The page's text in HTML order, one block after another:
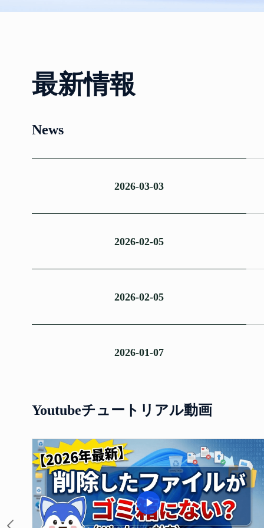
最新情報
News
2026-03-03
2026-02-05
2026-02-05
2026-01-07
Youtubeチュートリアル動画